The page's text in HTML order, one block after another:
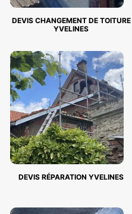
DEVIS CHANGEMENT DE TOITURE
YVELINES
DEVIS RÉPARATION YVELINES